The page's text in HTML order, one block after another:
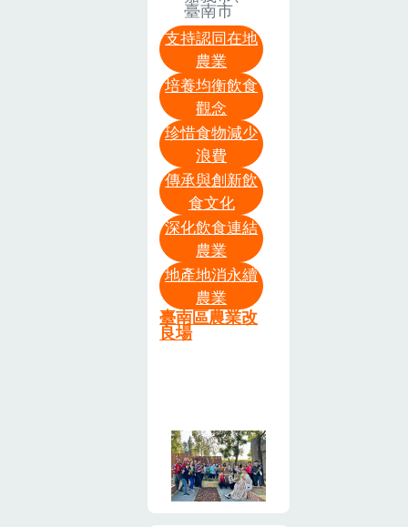
的重要性，也
逐步擴展到宏
觀未來的展
望。參與者們
在交流和分享
中共同探索了
如何通過科學
研究和實踐來
促進農業可持
續發展的方
式。文／江汶
錦 圖／李坤奕
↑羅正宗場長
開幕致詞↑與
法和數據解讀
在作物栽培的
減排、固碳及
幸福餐食給社
福團體，讓社
會有需要的人
都能得到照
顧。農業部感
謝各界對食農
教育的支持，
期促進全民共
同參與，達到
提升國人對國
產農產品認
同、促進農業
文化傳承與農
業永續發展的
（所）係集結
農業研究及推
廣的專家，每
年舉辦開放日
教具等供民眾
參觀，並在現
場播放食農教
育相關影片及
國立教育廣播
電台的餐桌遊
寶島節目，讓
民眾不只眼睛
看到，耳朵也
能同時聽到食
農教育相關資
訊，耳濡目染
在食農教育的
氛圍中。展售
觀民眾除了藉
機採買之外，
也紛紛向種苗
雲嘉地區的社
區或農會主辦
綠色照顧人
員，學習活化
與營造出具食
農教育及園藝
療育功能的綠
場域。現場除
了示範各式資
材配置與運用
（如蚓糞堆
肥、自動化澆
灌設備、高架
栽培、各式鋪
食植物，希望
透過知識與實
際操作的交互
臺南市
支持認同在地
農業
培養均衡飲食
觀念
珍惜食物減少
浪費
傳承與創新飲
食文化
深化飲食連結
農業
地產地消永續
農業
臺南區農業改
良場